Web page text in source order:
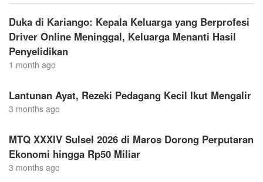
Duka di Kariango: Kepala Keluarga yang Berprofesi
Driver Online Meninggal, Keluarga Menanti Hasil
Penyelidikan
1 month ago
Lantunan Ayat, Rezeki Pedagang Kecil Ikut Mengalir
3 months ago
MTQ XXXIV Sulsel 2026 di Maros Dorong Perputaran
Ekonomi hingga Rp50 Miliar
3 months ago